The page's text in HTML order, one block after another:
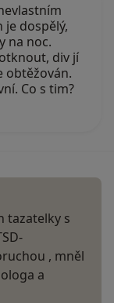
je dospělý,
na noc.
div jí
obtěžován.
Co s tim?
tazatelky s
, mněl
a